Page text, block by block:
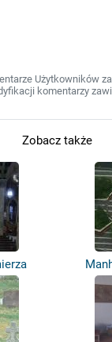
Użytkowników
komentarzy
Zobacz także